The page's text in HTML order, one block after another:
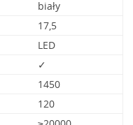
biały
17,5
LED
✓
1450
120